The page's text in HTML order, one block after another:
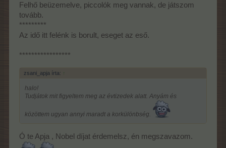
Felhő beüzemelve, piccolók meg vannak, de játszom
tovább.
*********
Az idő itt felénk is borult, eseget az eső.
*****************
zsani_apja írta: ↑
halo!
Tudjátok mit figyeltem meg az évtizedek alatt. Anyám és
közöttem ugyan annyi maradt a korkülönbség.
Ó te Apja , Nobel díjat érdemelsz, én megszavazom.